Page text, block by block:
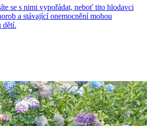
se s nimi vypořádat, neboť tito hlodavci
a stávající onemocnění mohou
dětí.